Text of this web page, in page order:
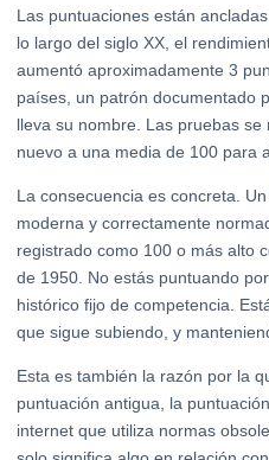
Las puntuaciones están
lo largo del siglo XX, el
aumentó aproximadamente 3
países, un patrón documentado
lleva su nombre. Las pruebas
nuevo a una media de 100 para
La consecuencia es concreta.
moderna y correctamente
registrado como 100 o más alto
de 1950. No estás puntuando
histórico fijo de competencia.
que sigue subiendo, y
Esta es también la razón por la
puntuación antigua, la
internet que utiliza normas